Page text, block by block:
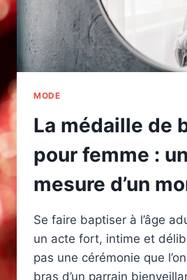
MODE
La médaille de
pour femme :
mesure d’un
Se faire baptiser à l’âge
un acte fort, intime et
pas une cérémonie que
bras d’un parrain